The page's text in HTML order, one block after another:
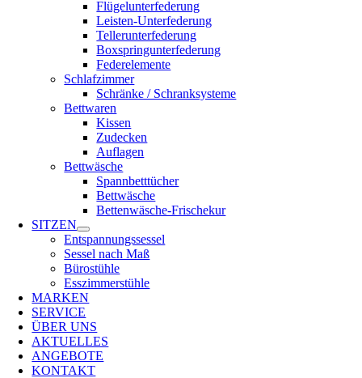
Flügelunterfederung
Leisten-Unterfederung
Tellerunterfederung
Boxspringunterfederung
Federelemente
Schlafzimmer
Schränke / Schranksysteme
Bettwaren
Kissen
Zudecken
Auflagen
Bettwäsche
Spannbetttücher
Bettwäsche
Bettenwäsche-Frischekur
SITZEN
Entspannungssessel
Sessel nach Maß
Bürostühle
Esszimmerstühle
MARKEN
SERVICE
ÜBER UNS
AKTUELLES
ANGEBOTE
KONTAKT